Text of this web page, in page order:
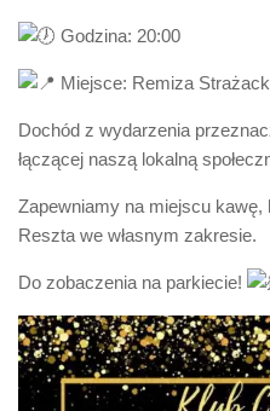
Godzina: 20:00
Miejsce: Remiza
Dochód z wydarzenia
łączącej naszą lokalną
Zapewniamy na miejscu kawę,
Reszta we własnym zakresie.
Do zobaczenia na parkiecie!